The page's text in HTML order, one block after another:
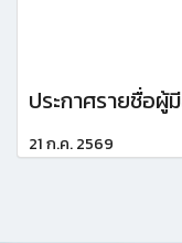
ประกาศรายชื่อ
21 ก.ค. 2569